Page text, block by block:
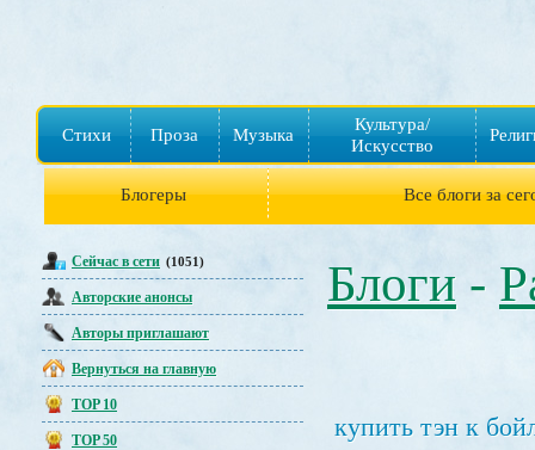
Стихи Проза Музыка
Культура/
Искусство
Блогеры Все блоги за
Сейчас в сети (1051)
Авторские анонсы
Авторы приглашают
Вернуться на главную
TOP 10
TOP 50
Блоги -
купить тэн к